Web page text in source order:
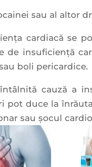
sau al altor
cardiacă se
de insuficiență
boli pericardice.
cauză a
pot duce la
sau șocul